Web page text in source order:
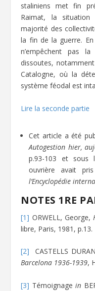
staliniens met fin
Raimat, la
majorité des
la fin de la guerre.
n’empêchent pas
dissoutes,
Catalogne, où la
système féodal est
Lire la seconde partie
Cet article a été
Autogestion hier,
p.93-103 et sous
ouvrière avait
l’Encyclopédie
NOTES 1RE
[1] ORWELL, George,
libre, Paris, 1981, p.13.
[2] CASTELLS
Barcelona 1936-1939,
[3] Témoignagein